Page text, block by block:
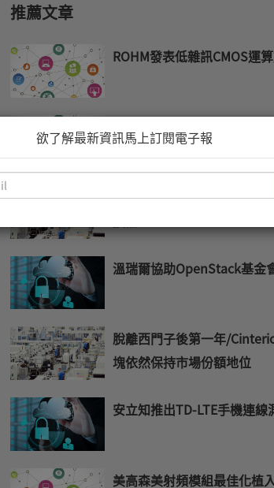
推薦文章
ROHM發表低雜訊CMOS運
與功率因子校正
Altera推出PowerSoC DC-
溫瑞爾協助OpenStack基金
脫離西門子後第一年/
塊依然保持市場份額地位
安立知推出TD-LTE手機連線
美高森美射頻模組最佳化植
欲了解最新資訊馬上訂閱電子報
輸
您
E-